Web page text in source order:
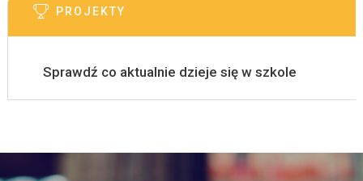
PROJEKTY
Sprawdź co aktualnie dzieje się w szkole